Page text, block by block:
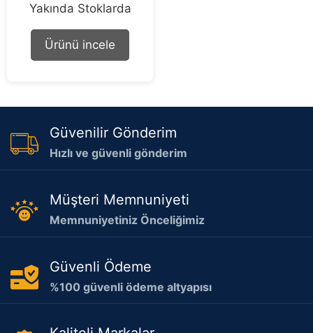
o
t
f
Yakında Stoklarda
Ürünü incele
Güvenilir Gönderim
Hızlı ve güvenli gönderim
Müşteri Memnuniyeti
Memnuniyetiniz Önceliğimiz
Güvenli Ödeme
%100 güvenli ödeme altyapısı